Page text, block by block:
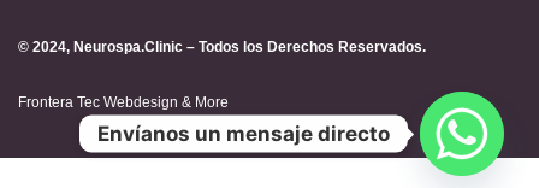
© 2024, Neurospa.Clinic – Todos los Derechos Reservados.
Frontera Tec Webdesign & More
Envíanos un mensaje directo